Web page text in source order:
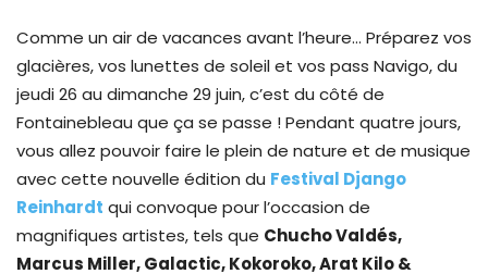
Comme un air de vacances avant l’heure… Préparez vos
glacières, vos lunettes de soleil et vos pass Navigo, du
jeudi 26 au dimanche 29 juin, c’est du côté de
Fontainebleau que ça se passe ! Pendant quatre jours,
vous allez pouvoir faire le plein de nature et de musique
avec cette nouvelle édition du Festival Django
Reinhardt qui convoque pour l’occasion de
magnifiques artistes, tels que Chucho Valdés,
Marcus Miller, Galactic, Kokoroko, Arat Kilo &